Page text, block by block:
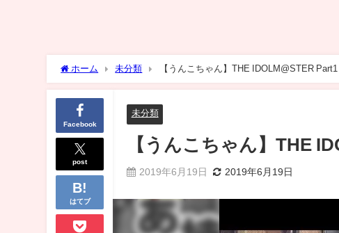
ホーム 未分類 【うんこちゃん】THE IDOLM@STER Part1
Facebook
post
はてブ
未分類
【うんこちゃん】THE
2019年6月19日 2019年6月19日